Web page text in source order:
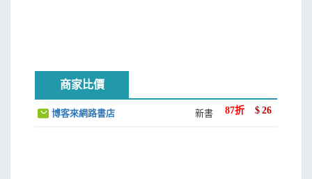
商家比價
博客來網路書店 新書 87折 $ 26